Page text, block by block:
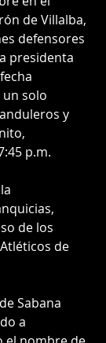
de Villalba,
defensores
presidenta
solo
y
p.m.
de los
de
Sabana
a